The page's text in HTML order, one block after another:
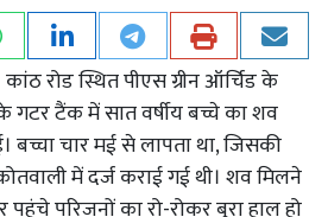
कांठ रोड स्थित पीएस ग्रीन ऑर्चिड के
के गटर टैंक में सात वर्षीय बच्चे का शव
चार मई से लापता था, जिसकी
में दर्ज कराई गई थी। शव मिलने
परिजनों का रो-रोकर बुरा हाल हो